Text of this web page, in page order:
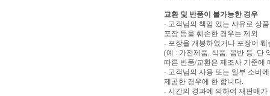
교환 및 반품이 불가능한 경우
- 고객님의 책임 있는 사유로 상
포장 등을 훼손한 경우는 제외
- 포장을 개봉하였거나 포장이
(예 : 가전제품, 식품, 음반 등, 단
따른 반품/교환은 제조사 기준에
- 고객님의 사용 또는 일부 소비
제공한 경우에 한 합니다.
- 시간의 경과에 의하여 재판매